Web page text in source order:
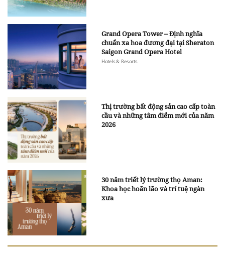
Grand Opera Tower – Định nghĩa
chuẩn xa hoa đương đại tại Sheraton
Saigon Grand Opera Hotel
Hotels & Resorts
Thị trường bất động sản cao cấp toàn
cầu và những tâm điểm mới của năm
2026
30 năm triết lý trường thọ Aman:
Khoa học hoãn lão và trí tuệ ngàn
xưa